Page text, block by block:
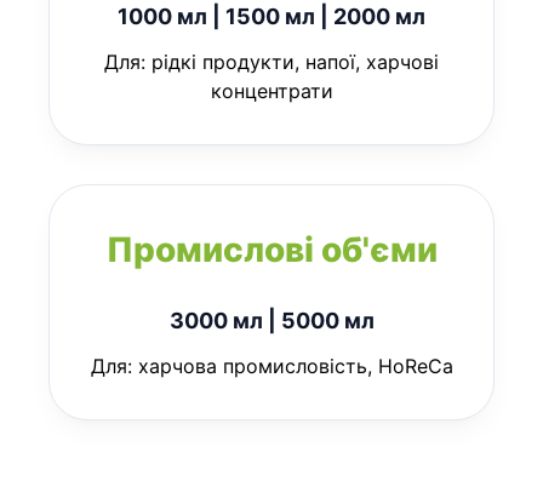
1000 мл | 1500 мл | 2000 мл
Для: рідкі продукти, напої, харчові
концентрати
Промислові об'єми
3000 мл | 5000 мл
Для: харчова промисловість, HoReCa